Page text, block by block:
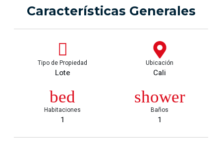
Características Generales
Tipo de Propiedad
Lote
Ubicación
Cali
Habitaciones
1
Baños
1